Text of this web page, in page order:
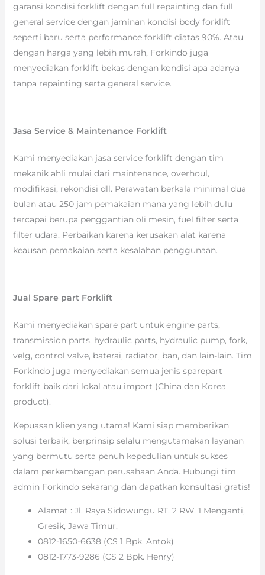
garansi kondisi forklift dengan full repainting dan full
general service dengan jaminan kondisi body forklift
seperti baru serta performance forklift diatas 90%. Atau
dengan harga yang lebih murah, Forkindo juga
menyediakan forklift bekas dengan kondisi apa adanya
tanpa repainting serta general service.
Jasa Service & Maintenance Forklift
Kami menyediakan jasa service forklift dengan tim
mekanik ahli mulai dari maintenance, overhoul,
modifikasi, rekondisi dll. Perawatan berkala minimal dua
bulan atau 250 jam pemakaian mana yang lebih dulu
tercapai berupa penggantian oli mesin, fuel filter serta
filter udara. Perbaikan karena kerusakan alat karena
keausan pemakaian serta kesalahan penggunaan.
Jual Spare part Forklift
Kami menyediakan spare part untuk engine parts,
transmission parts, hydraulic parts, hydraulic pump, fork,
velg, control valve, baterai, radiator, ban, dan lain-lain. Tim
Forkindo juga menyediakan semua jenis sparepart
forklift baik dari lokal atau import (China dan Korea
product).
Kepuasan klien yang utama! Kami siap memberikan
solusi terbaik, berprinsip selalu mengutamakan layanan
yang bermutu serta penuh kepedulian untuk sukses
dalam perkembangan perusahaan Anda. Hubungi tim
admin Forkindo sekarang dan dapatkan konsultasi gratis!
Alamat : Jl. Raya Sidowungu RT. 2 RW. 1 Menganti,
Gresik, Jawa Timur.
0812-1650-6638 (CS 1 Bpk. Antok)
0812-1773-9286 (CS 2 Bpk. Henry)